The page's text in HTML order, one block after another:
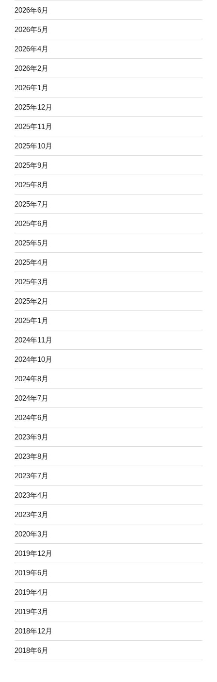
2026年6月
2026年5月
2026年4月
2026年2月
2026年1月
2025年12月
2025年11月
2025年10月
2025年9月
2025年8月
2025年7月
2025年6月
2025年5月
2025年4月
2025年3月
2025年2月
2025年1月
2024年11月
2024年10月
2024年8月
2024年7月
2024年6月
2023年9月
2023年8月
2023年7月
2023年4月
2023年3月
2020年3月
2019年12月
2019年6月
2019年4月
2019年3月
2018年12月
2018年6月